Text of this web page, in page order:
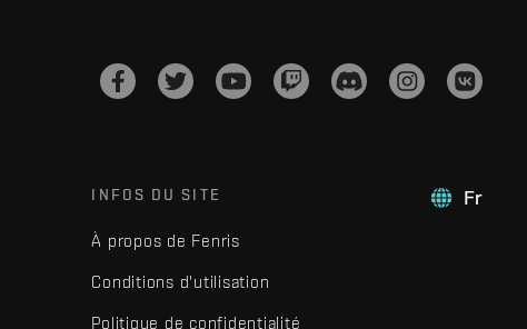
Fr
INFOS DU SITE
À propos de Fenris
Conditions d'utilisation
Politique de confidentialité